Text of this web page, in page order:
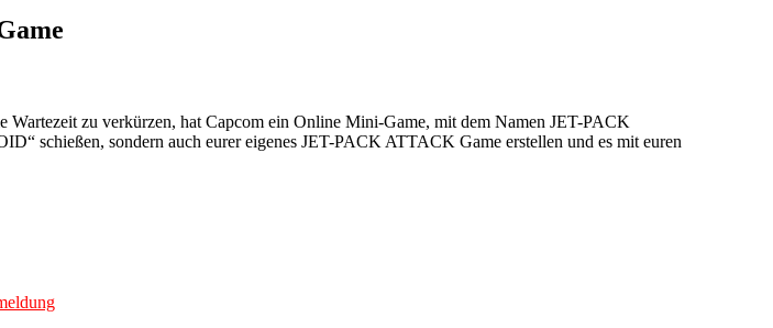
zu verkürzen, hat Capcom ein Online Mini-Game, mit dem Namen JET-PACK
schießen, sondern auch eurer eigenes JET-PACK ATTACK Game erstellen und es mit euren